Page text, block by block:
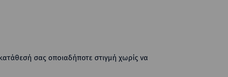
σας οποιαδήποτε στιγμή χωρίς να